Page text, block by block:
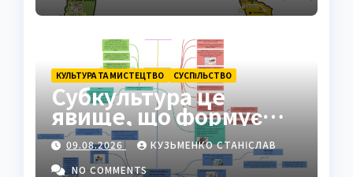
КУЛЬТУРА ТА МИСТЕЦТВО СУCПІЛЬСТВО
Субкультура це
явище, що формує
ідентичність груп у
суспільстві
09.08.2026
КУЗЬМЕНКО СТАНІСЛАВ
NO COMMENTS